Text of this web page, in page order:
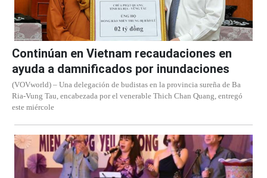
Continúan en Vietnam recaudaciones en
ayuda a damnificados por inundaciones
(VOVworld) – Una delegación de budistas en la provincia sureña de Ba
Ria-Vung Tau, encabezada por el venerable Thich Chan Quang, entregó
este miércole